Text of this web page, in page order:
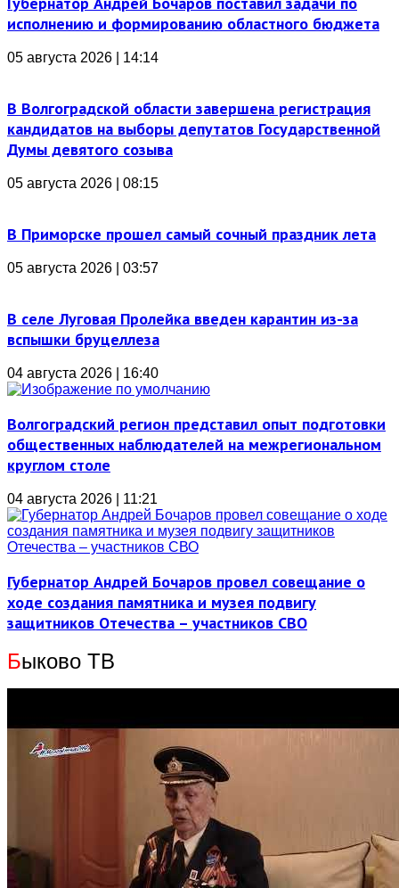
исполнению и формированию областного бюджета
05 августа 2026 | 14:14
В Волгоградской области завершена регистрация
кандидатов на выборы депутатов Государственной
Думы девятого созыва
05 августа 2026 | 08:15
В Приморске прошел самый сочный праздник лета
05 августа 2026 | 03:57
В селе Луговая Пролейка введен карантин из-за
вспышки бруцеллеза
04 августа 2026 | 16:40
Волгоградский регион представил опыт подготовки
общественных наблюдателей на межрегиональном
круглом столе
04 августа 2026 | 11:21
Губернатор Андрей Бочаров провел совещание о
ходе создания памятника и музея подвигу
защитников Отечества – участников СВО
Быково ТВ